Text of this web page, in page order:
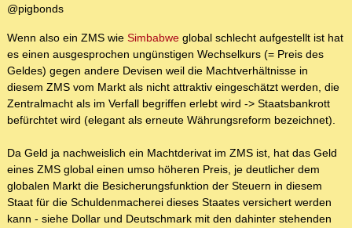
@pigbonds
Wenn also ein ZMS wie Simbabwe global schlecht aufgestellt ist hat
es einen ausgesprochen ungünstigen Wechselkurs (= Preis des
Geldes) gegen andere Devisen weil die Machtverhältnisse in
diesem ZMS vom Markt als nicht attraktiv eingeschätzt werden, die
Zentralmacht als im Verfall begriffen erlebt wird -> Staatsbankrott
befürchtet wird (elegant als erneute Währungsreform bezeichnet).
Da Geld ja nachweislich ein Machtderivat im ZMS ist, hat das Geld
eines ZMS global einen umso höheren Preis, je deutlicher dem
globalen Markt die Besicherungsfunktion der Steuern in diesem
Staat für die Schuldenmacherei dieses Staates versichert werden
kann - siehe Dollar und Deutschmark mit den dahinter stehenden